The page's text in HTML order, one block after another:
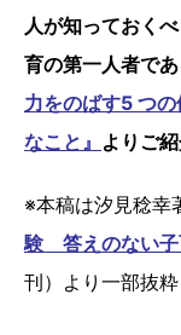
人が知っておく
育の第一人者であ
力をのばす5 つ
なこと』 よりご紹
※本稿は汐見稔幸
験 答えのない子
刊）より一部抜